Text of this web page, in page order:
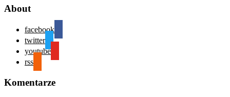
About
facebook
twitter
youtube
rss
Komentarze